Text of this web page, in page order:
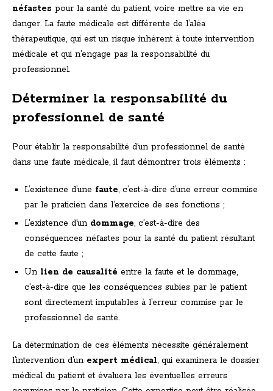
néfastes pour la santé du patient, voire mettre sa vie en
danger. La faute médicale est différente de l’aléa
thérapeutique, qui est un risque inhérent à toute intervention
médicale et qui n’engage pas la responsabilité du
professionnel.
Déterminer la responsabilité du
professionnel de santé
Pour établir la responsabilité d’un professionnel de santé
dans une faute médicale, il faut démontrer trois éléments :
L’existence d’une faute, c’est-à-dire d’une erreur commise
par le praticien dans l’exercice de ses fonctions ;
L’existence d’un dommage, c’est-à-dire des
conséquences néfastes pour la santé du patient résultant
de cette faute ;
Un lien de causalité entre la faute et le dommage,
c’est-à-dire que les conséquences subies par le patient
sont directement imputables à l’erreur commise par le
professionnel de santé.
La détermination de ces éléments nécessite généralement
l’intervention d’un expert médical, qui examinera le dossier
médical du patient et évaluera les éventuelles erreurs